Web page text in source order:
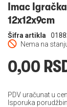
Imac
12x12x9cm
Nema na
Šifra artikla
0,00
PDV uračunat u
Isporuka